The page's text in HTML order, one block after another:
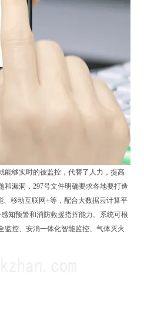
能够实时的被监控，代替了人力，提高
漏洞，297号文件明确要求各地要打造
移动互联网+等，配合大数据云计算平
知预警和消防救援指挥能力。系统可根
控、安消一体化智能监控、气体灭火